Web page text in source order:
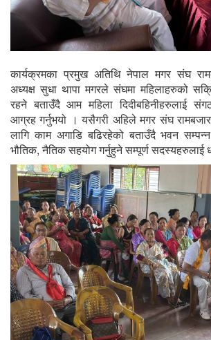
कार्यक्रमका प्रमुख अतिथि नेपाल मगर संघ
अध्यक्ष सुधा थापा मगरले संघमा महिलाहरुको
रहने बताउँदै आम महिला दिदीबहिनीहरुलाई
आग्रह गर्नुभयो । यसैगरी अहिले मगर संघ
लागि काम अगाडि बढिरहेको बताउँदै भवन
भौतिक, नैतिक सहयोग गर्नुहुने सम्पूर्ण सदस्यहरुलाई